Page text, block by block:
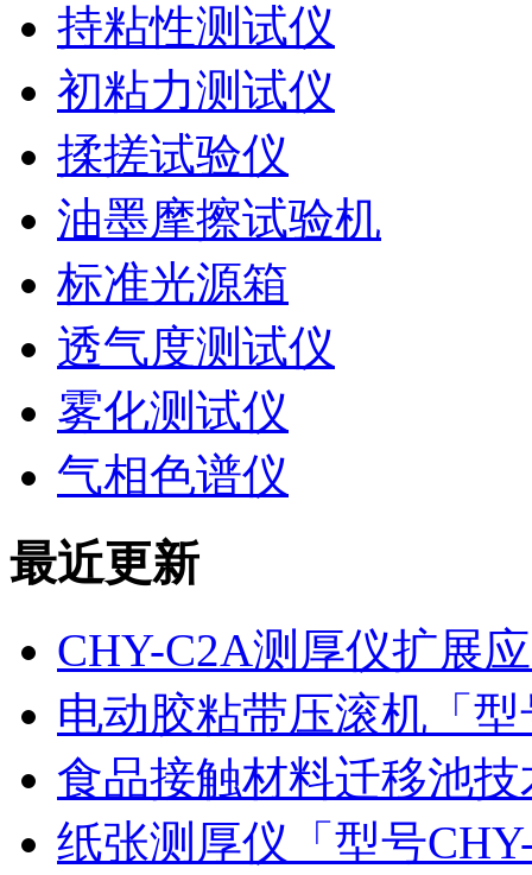
持粘性测试仪
初粘力测试仪
揉搓试验仪
油墨摩擦试验机
标准光源箱
透气度测试仪
雾化测试仪
气相色谱仪
最近更新
CHY-C2A测厚仪扩展
电动胶粘带压滚机「
食品接触材料迁移池
纸张测厚仪「型号